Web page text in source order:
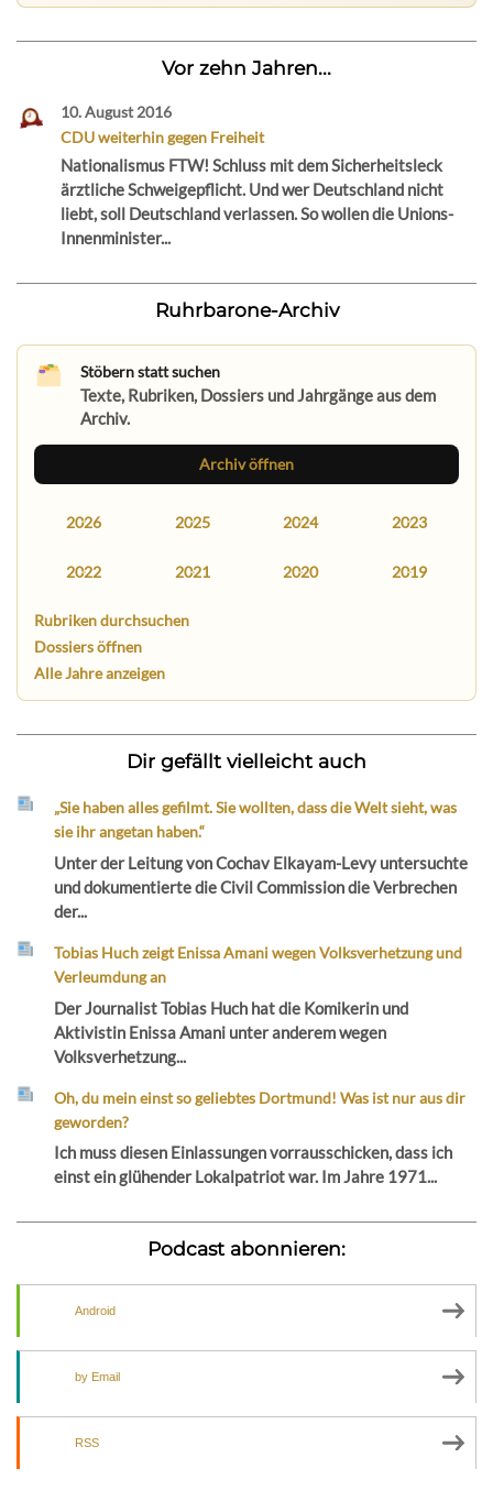
Vor zehn Jahren...
10. August 2016
CDU weiterhin gegen Freiheit
Nationalismus FTW! Schluss mit dem Sicherheitsleck
ärztliche Schweigepflicht. Und wer Deutschland nicht
liebt, soll Deutschland verlassen. So wollen die Unions-
Innenminister...
Ruhrbarone-Archiv
Stöbern statt suchen
Texte, Rubriken, Dossiers und Jahrgänge aus dem
Archiv.
Archiv öffnen
2026 2025 2024 2023
2022 2021 2020 2019
Rubriken durchsuchen
Dossiers öffnen
Alle Jahre anzeigen
Dir gefällt vielleicht auch
„Sie haben alles gefilmt. Sie wollten, dass die Welt sieht, was
sie ihr angetan haben.“
Unter der Leitung von Cochav Elkayam-Levy untersuchte
und dokumentierte die Civil Commission die Verbrechen
der...
Tobias Huch zeigt Enissa Amani wegen Volksverhetzung und
Verleumdung an
Der Journalist Tobias Huch hat die Komikerin und
Aktivistin Enissa Amani unter anderem wegen
Volksverhetzung...
Oh, du mein einst so geliebtes Dortmund! Was ist nur aus dir
geworden?
Ich muss diesen Einlassungen vorrausschicken, dass ich
einst ein glühender Lokalpatriot war. Im Jahre 1971...
Podcast abonnieren:
Android
by Email
RSS